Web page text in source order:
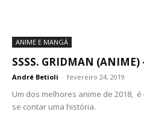
ANIME E MANGÁ
SSSS. GRIDMAN (ANIME)
André Betioli - fevereiro 24, 2019
Um dos melhores anime de 2018,
se contar uma história.